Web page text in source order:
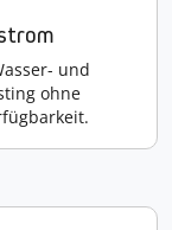
und
ohne